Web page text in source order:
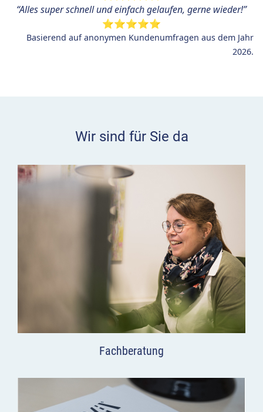
“Alles super schnell und einfach gelaufen, gerne wieder!”
⭐⭐⭐⭐⭐
Basierend auf anonymen Kundenumfragen aus dem Jahr
2026.
Wir sind für Sie da
Fachberatung